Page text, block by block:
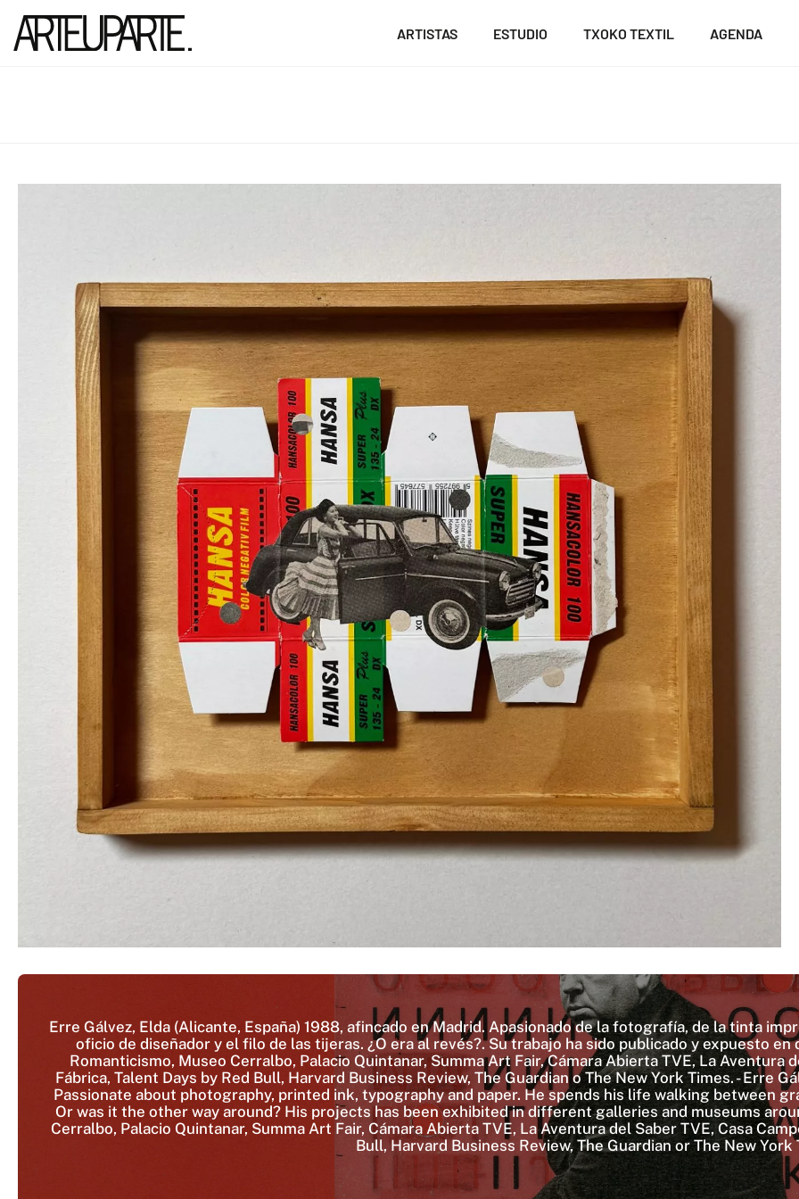
ARTISTAS ESTUDIO TXOKO TEXTIL AGENDA
Erre Gálvez, Elda (Alicante, España) 1988, afincado en Madrid. Apasionado de la fotografía, de la tinta
oficio de diseñador y el filo de las tijeras. ¿O era al revés?. Su trabajo ha sido publicado y expuesto
Romanticismo, Museo Cerralbo, Palacio Quintanar, Summa Art Fair, Cámara Abierta TVE, La Aventura
Fábrica, Talent Days by Red Bull, Harvard Business Review, The Guardian o The New York Times. - Erre
Passionate about photography, printed ink, typography and paper. He spends his life walking between
Or was it the other way around? His projects has been exhibited in different galleries and museums
Cerralbo, Palacio Quintanar, Summa Art Fair, Cámara Abierta TVE, La Aventura del Saber TVE, Casa
Bull, Harvard Business Review, The Guardian or The New York